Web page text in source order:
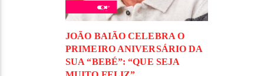
JOÃO BAIÃO CELEBRA O
PRIMEIRO ANIVERSÁRIO DA
SUA “BEBÉ”: “QUE SEJA